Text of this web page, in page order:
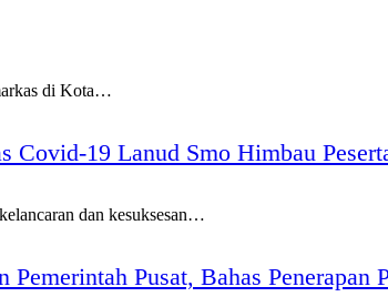
di Kota…
Covid-19 Lanud Smo Himbau
dan kesuksesan…
Pusat, Bahas Penerapan